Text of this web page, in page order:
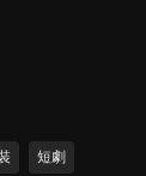
短劇